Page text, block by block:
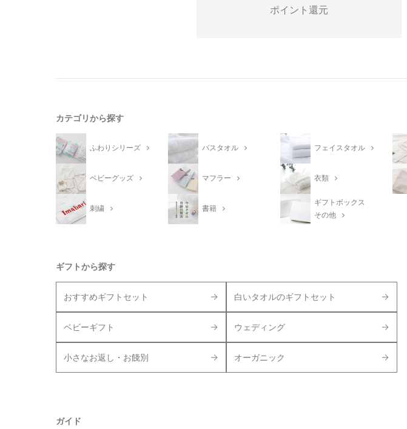
ポイント還元
カテゴリから探す
ふわりシリーズ バスタオル フェイスタオル
ベビーグッズ マフラー 衣類
刺繍 書籍
ギフトボックス
その他
ギフトから探す
おすすめギフトセット 白いタオルのギフトセット
ベビーギフト ウェディング
小さなお返し・お餞別 オーガニック
ガイド